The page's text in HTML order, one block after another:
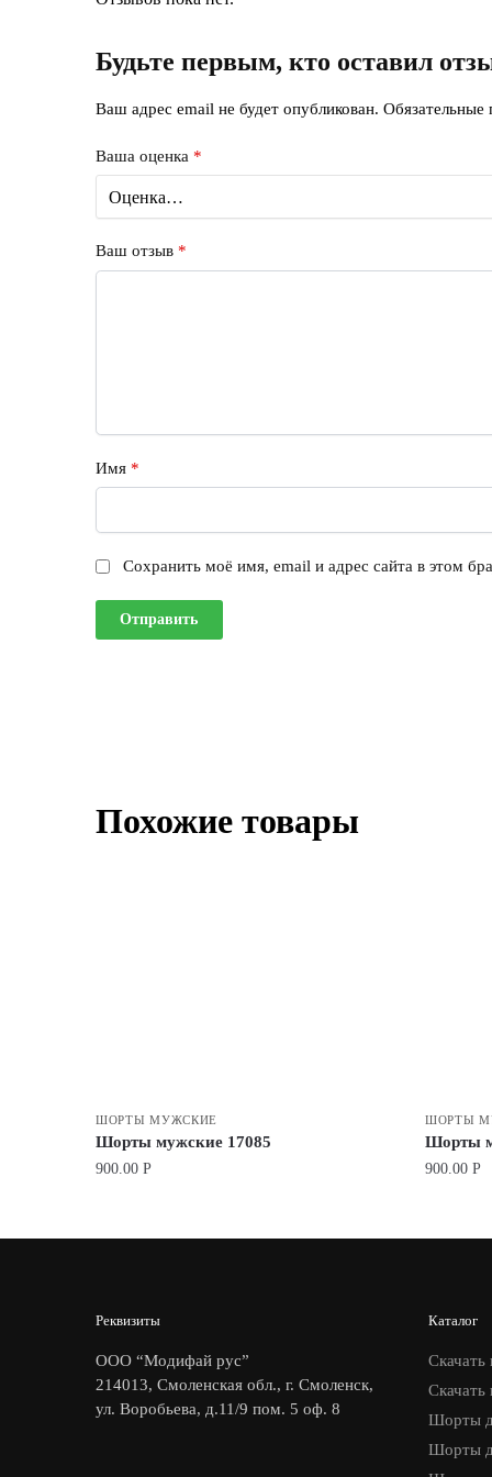
Будьте первым, кто оставил
Ваш адрес email не будет опубликован. Обязательные
Ваша оценка *
Ваш отзыв *
Имя *
Сохранить моё имя, email и адрес сайта в этом
Похожие товары
ШОРТЫ МУЖСКИЕ
Шорты мужские 17085
900.00Р
ШОРТЫ
Шорты
900.00 Р
Реквизиты
ООО “Модифай рус”
214013, Смоленская обл., г. Смоленск,
ул. Воробьева, д.11/9 пом. 5 оф. 8
Каталог
Скачать
Скачать
Шорты
Шорты